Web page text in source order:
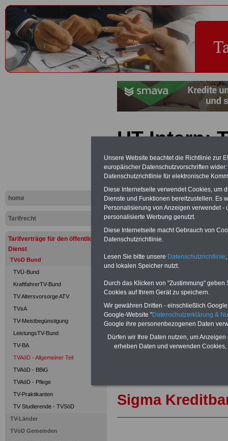
home
Tarifrecht
Tarifverträge für den öffentlichen
Dienst
TVöD Bund
TVÜ-Bund
KraftfahrerTV-Bund
TV Altersvorsorge ATV
TVsA
TV-Meistbegünstigung
LeistungsTV-Bund
TV-BA
TVAöD - Allgemeiner Teil
TVAöD - BBiG
TVAöD - Pflege
TV-Praktikanten
TV Studierende - TVSöD
TV-Länder
TVöD Gemeinden
UT-Intern:
PDF-SERVICE
Für nur 15 Euro (inkl. MwSt.)
und Beamte sowie
ausdrucken. Der PDF-
das mindestens einmal im
Komfort: Sie können aus
direkt zur weiterführenden
mehrere OnlineBücher bzw.
Beamtinnen und Beamte mit
und Ländern,
Nebentätig-keitsrecht für
wir ausgewählte Links, z.B.
Sigma
Unsere Website beachtet die Richtlinie zur
europäischer Datenschutzvorschriften
Datenschutzrichtlinie für elektronische
Diese Internetseite verwendet Cookies, um
Dienste und Funktionen bereitzustellen. Es
Personalisierung von Anzeigen verwendet
personalisierte Werbung genutzt.
Diese Internetseite macht Gebrauch von
Datenschutzrichtlinie.
Lesen Sie bitte unsere Datenschutzrichtlinie
und lokalen Speicher nutzt.
Durch das Klicken von "Zustimmung"
Cookies auf Ihrem Gerät zu speichern.
Wir gewähren Dritten - einschließlich
Google-Website "Datenschutzerklärung &
Google ihre personenbezogenen Daten
Dürfen wir Ihre Daten nutzen, um
erheben Daten und verwenden